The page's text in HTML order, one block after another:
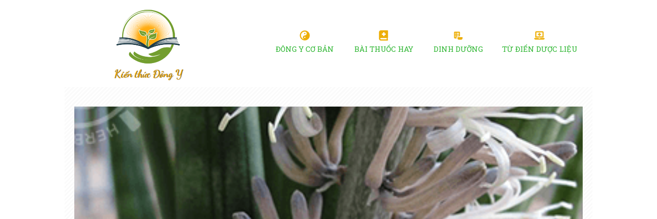
Kiến thức Đông Y
ĐÔNG Y CƠ BẢN BÀI THUỐC HAY DINH DƯỠNG TỪ ĐIỂN DƯỢC LIỆU